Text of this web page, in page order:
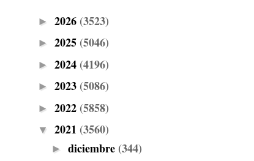
► 2026 (3523)
► 2025 (5046)
► 2024 (4196)
► 2023 (5086)
► 2022 (5858)
▼ 2021 (3560)
► diciembre (344)